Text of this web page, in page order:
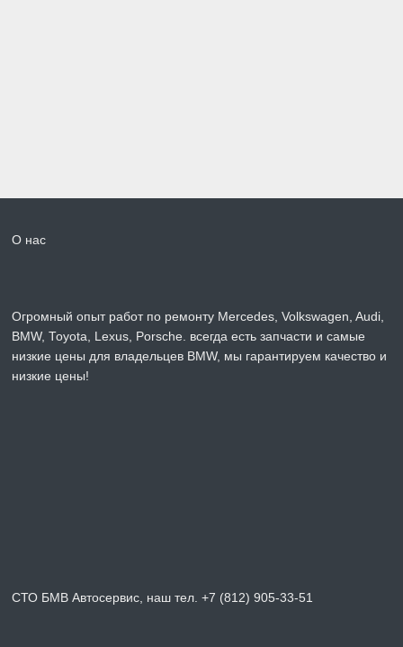
О нас
Огромный опыт работ по ремонту Mercedes, Volkswagen, Audi,
BMW, Toyota, Lexus, Porsche. всегда есть запчасти и самые
низкие цены для владельцев BMW, мы гарантируем качество и
низкие цены!
СТО БМВ Автосервис, наш тел. +7 (812) 905-33-51